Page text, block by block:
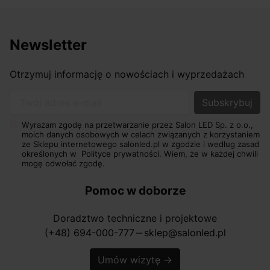
Newsletter
Otrzymuj informację o nowościach i wyprzedażach
Wyrażam zgodę na przetwarzanie przez Salon LED Sp. z o.o.,
moich danych osobowych w celach związanych z korzystaniem
ze Sklepu internetowego salonled.pl w zgodzie i według zasad
określonych w Polityce prywatności. Wiem, że w każdej chwili
mogę odwołać zgodę.
Pomoc w doborze
Doradztwo techniczne i projektowe
(+48) 694-000-777 horizontal_rule sklep@salonled.pl
Umów wizytę →